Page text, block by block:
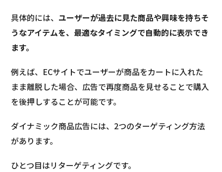
具体的には、 ユーザーが過去に見た商品や興味を持ちそ
うなアイテムを、最適なタイミングで自動的に表示でき
ます。
例えば、ECサイトでユーザーが商品をカートに入れた
まま離脱した場合、広告で再度商品を見せることで購入
を後押しすることが可能です。
ダイナミック商品広告には、2つのターゲティング方法
があります。
ひとつ目はリターゲティングです。